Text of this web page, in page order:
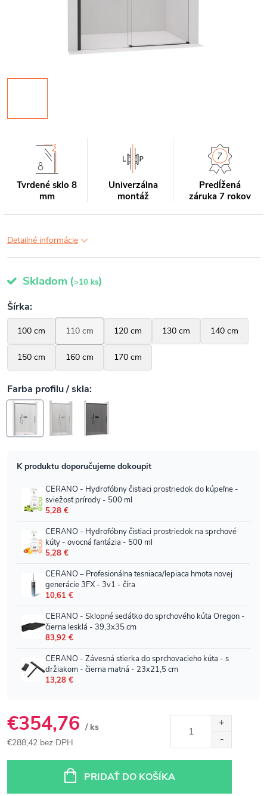
Tvrdené sklo 8
mm
Univerzálna
montáž
Predĺžená
záruka 7 rokov
Detailné informácie
Skladom (>10 ks)
€354,76 / ks
€288,42 bez DPH
PRIDAŤ DO KOŠÍKA